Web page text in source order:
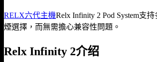
RELX六代主機Relx Infinity 2 Pod System支
煙選擇，而無需擔心兼容性問題。
Relx Infinity 2介绍